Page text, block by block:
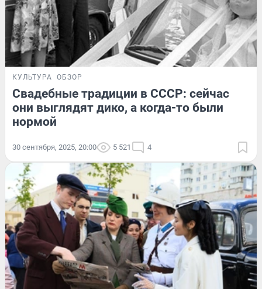
КУЛЬТУРА ОБЗОР
Свадебные традиции в СССР: сейчас
они выглядят дико, а когда-то были
нормой
30 сентября, 2025, 20:00 5 521 4